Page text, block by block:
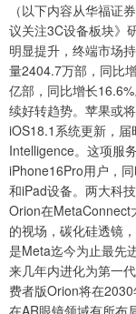
（以下内容从华福证
议关注3C设备板块》
明显提升，终端市场
量2404.7万部，同比
亿部，同比增长
续好转趋势。苹果或
iOS18.1系统更新，
Intelligence。这项服
iPhone16Pro用户，
和iPad设备。两大科
Orion在MetaConnect
的视场，碳化硅透镜
是Meta迄今为止最先
来几年内进化为第一
费者版Orion将在